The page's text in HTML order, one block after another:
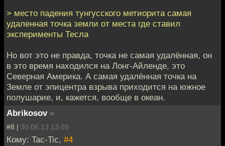
> место падения тунгусского метиорита самая
удаленная точка земли от места где ставил
эксперименты Тесла
Но вот это не правда, точка не самая удалённая, он
в это время находился на Лонг-Айленде, это
Северная Америка. А самая удалённая точка на
Земле от эпицентра взрыва приходится на южное
полушарие, и, кажется, вообще в океан.
Abrikosov »
#8 | 30.06.13 13:09
Кому: Tac-Tic, #4